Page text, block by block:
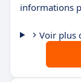
informations
Voir plus